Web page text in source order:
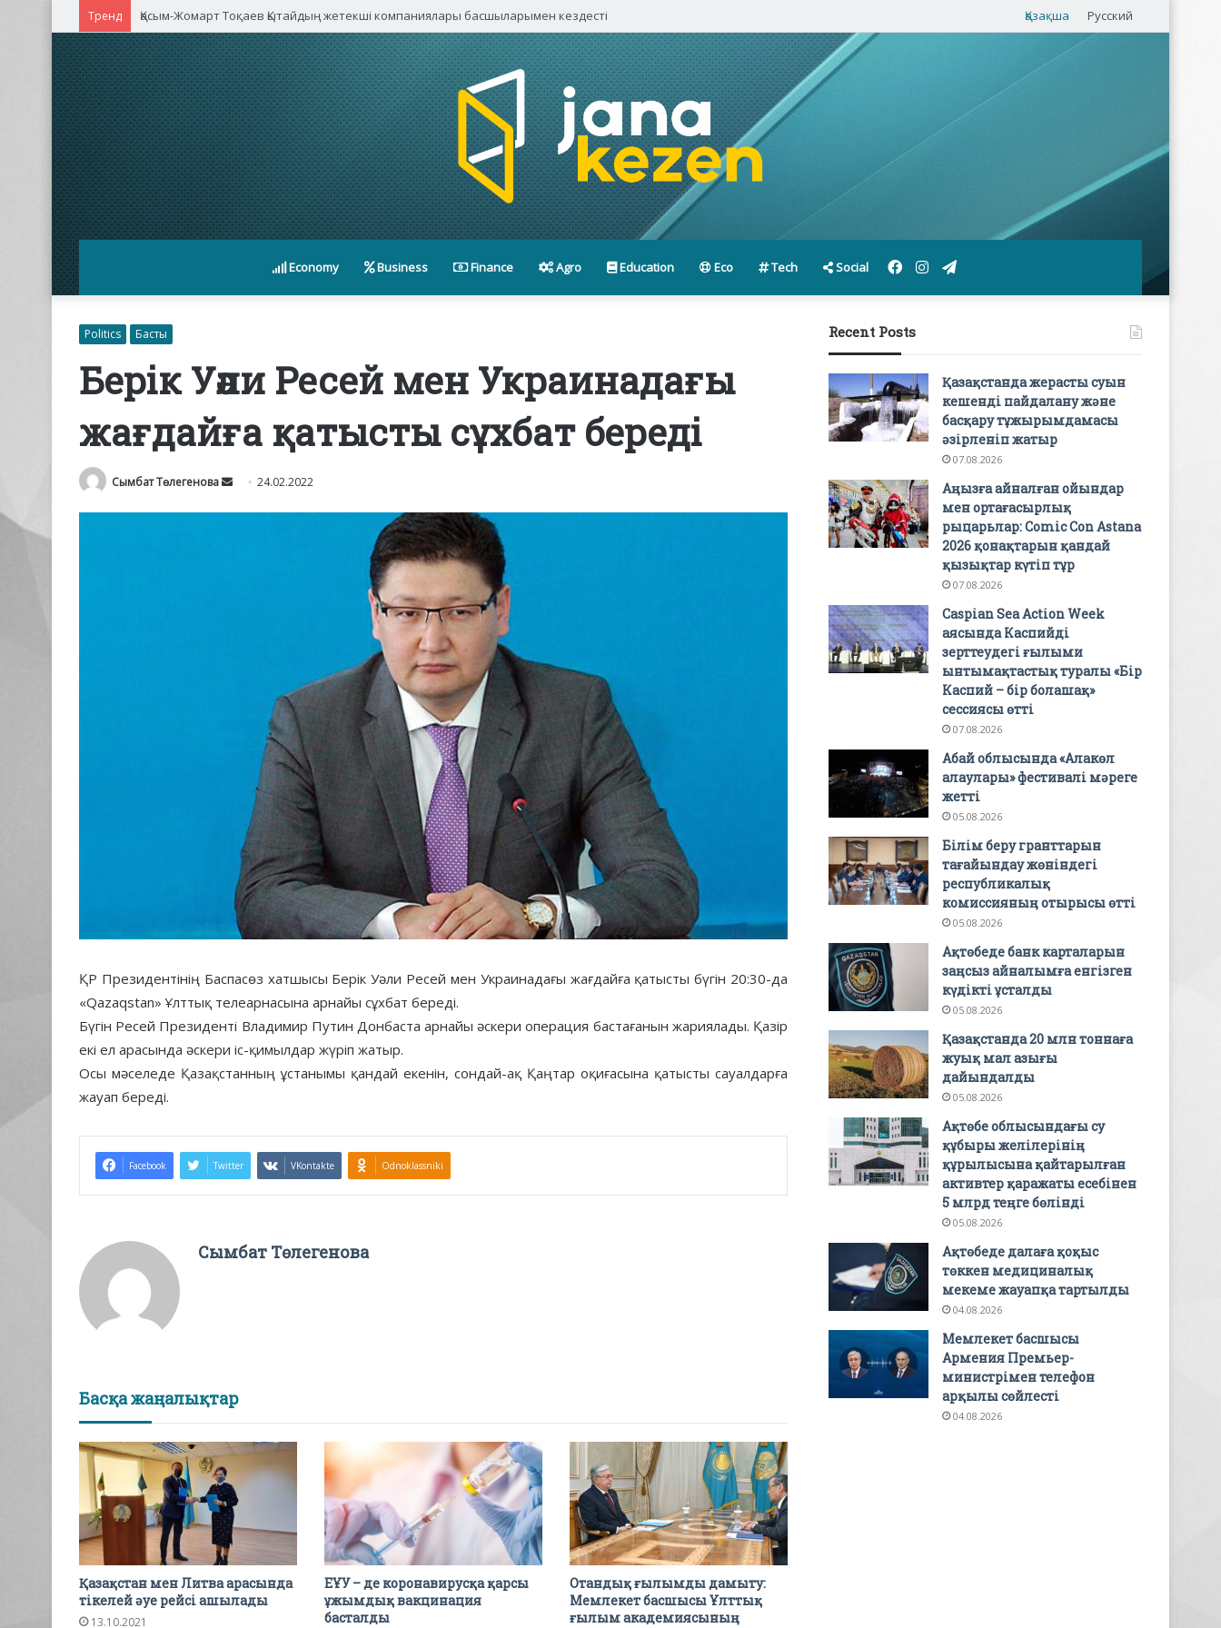
Тренд Қасым-Жомарт Тоқаев Қытайдың жетекші компаниялары басшыларымен кездесті Қазақша Русский
Economy Business Finance Agro Education Eco Tech Social Telegram
Instagram
Facebook
Politics Басты
Берік Уәли Ресей мен Украинадағы
жағдайға қатысты сұхбат береді
Сымбат Төлегенова
Send 24.02.2022
ҚР Президентінің Баспасөз хатшысы Берік Уәли Ресей мен Украинадағы жағдайға қатысты бүгін 20:30-да
«Qazaqstan» Ұлттық телеарнасына арнайы сұхбат береді.
Бүгін Ресей Президенті Владимир Путин Донбаста арнайы әскери операция бастағанын жариялады. Қазір
екі ел арасында әскери іс-қимылдар жүріп жатыр.
Осы мәселеде Қазақстанның ұстанымы қандай екенін, сондай-ақ Қаңтар оқиғасына қатысты сауалдарға
жауап береді.
Facebook Twitter VKontakte Odnoklassniki
Сымбат Төлегенова
Басқа жаңалықтар
Қазақстан мен Литва арасында
тікелей әуе рейсі ашылады
13.10.2021
ЕҰУ – де коронавирусқа қарсы
ұжымдық вакцинация
басталды
Отандық ғылымды дамыту:
Мемлекет басшысы Ұлттық
ғылым академиясының
Recent Posts
Қазақстанда жерасты суын
кешенді пайдалану және
басқару тұжырымдамасы
әзірленіп жатыр
07.08.2026
Аңызға айналған ойындар
мен ортағасырлық
рыцарьлар: Comic Con Astana
2026 қонақтарын қандай
қызықтар күтіп тұр
07.08.2026
Caspian Sea Action Week
аясында Каспийді
зерттеудегі ғылыми
ынтымақтастық туралы «Бір
Каспий – бір болашақ»
сессиясы өтті
07.08.2026
Абай облысында «Алакөл
алаулары» фестивалі мәреге
жетті
05.08.2026
Білім беру гранттарын
тағайындау жөніндегі
республикалық
комиссияның отырысы өтті
05.08.2026
Ақтөбеде банк карталарын
заңсыз айналымға енгізген
күдікті ұсталды
05.08.2026
Қазақстанда 20 млн тоннаға
жуық мал азығы
дайындалды
05.08.2026
Ақтөбе облысындағы су
құбыры желілерінің
құрылысына қайтарылған
активтер қаражаты есебінен
5 млрд теңге бөлінді
05.08.2026
Ақтөбеде далаға қоқыс
төккен медициналық
мекеме жауапқа тартылды
04.08.2026
Мемлекет басшысы
Армения Премьер-
министрімен телефон
арқылы сөйлесті
04.08.2026